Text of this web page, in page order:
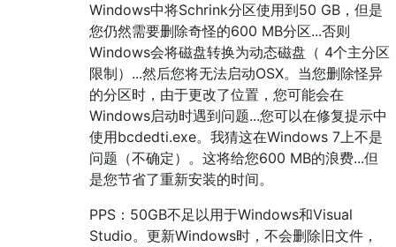
Windows中将Schrink分区使用到50 GB，但是
您仍然需要删除奇怪的600 MB分区...否则
Windows会将磁盘转换为动态磁盘（ 4个主分区
限制）...然后您将无法启动OSX。当您删除怪异
的分区时，由于更改了位置，您可能会在
Windows启动时遇到问题...您可以在修复提示中
使用bcdedti.exe。我猜这在Windows 7上不是
问题（不确定）。这将给您600 MB的浪费...但
是您节省了重新安装的时间。
PPS：50GB不足以用于Windows和Visual
Studio。更新Windows时，不会删除旧文件，